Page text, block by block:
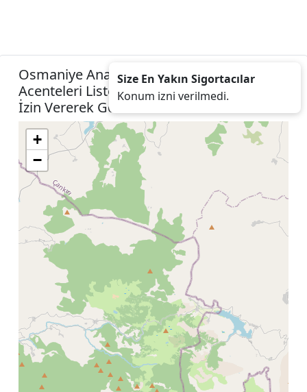
Osmaniye Anadolu Hayat Emeklilik
Acenteleri Listesini Harita Konumunuza
İzin Vererek Görebilirsiniz.
+
−
Size En Yakın Sigortacılar
Konum izni verilmedi.